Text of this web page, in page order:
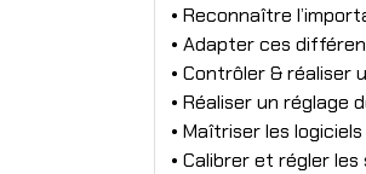
• Reconnaître
• Adapter ces
• Contrôler & réaliser
• Réaliser un réglage
• Maîtriser les
• Calibrer et régler